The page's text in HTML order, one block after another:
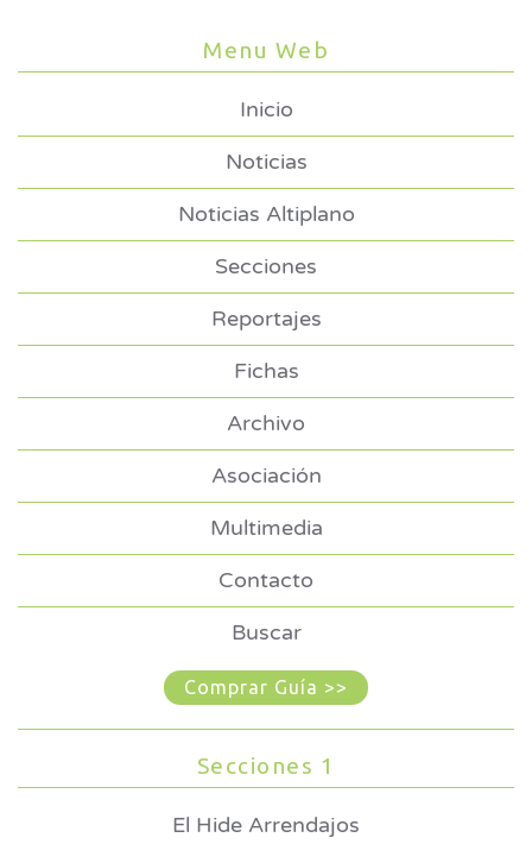
Menu Web
Inicio
Noticias
Noticias Altiplano
Secciones
Reportajes
Fichas
Archivo
Asociación
Multimedia
Contacto
Buscar
Comprar Guía >>
Secciones 1
El Hide Arrendajos